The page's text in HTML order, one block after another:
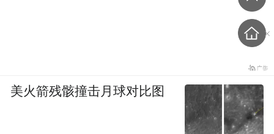
美火箭残骸撞击月球对比图